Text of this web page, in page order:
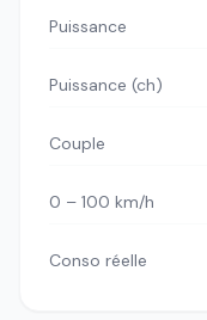
Puissance
Puissance (ch)
Couple
0 – 100 km/h
Conso réelle